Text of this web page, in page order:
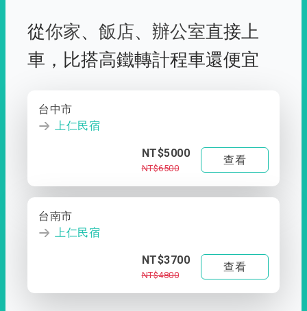
從你家、 飯店、 辦公室直接上
車， 比搭高鐵轉計程車還便宜
台中市
上仁民宿
NT$5000
NT$6500
查看
台南市
上仁民宿
NT$3700
NT$4800
查看